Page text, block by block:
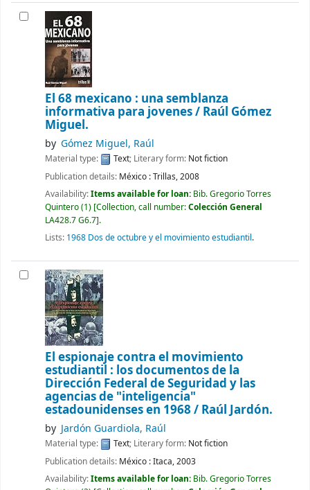
El 68 mexicano : una semblanza
informativa para jovenes / Raúl Gómez
Miguel.
by Gómez Miguel, Raúl
Material type: Text; Literary form: Not fiction
Publication details: México :Trillas,2008
Availability:Items available for loan: Bib. Gregorio Torres
Quintero(1) Collection, call number:Colección General
LA428.7 G6.7 .
Lists: 1968 Dos de octubre y el movimiento estudiantil.
El espionaje contra el movimiento
estudiantil : los documentos de la
Dirección Federal de Seguridad y las
agencias de "inteligencia"
estadounidenses en 1968 / Raúl Jardón.
by Jardón Guardiola, Raúl
Material type: Text; Literary form: Not fiction
Publication details: México :Itaca,2003
Availability:Items available for loan: Bib. Gregorio Torres